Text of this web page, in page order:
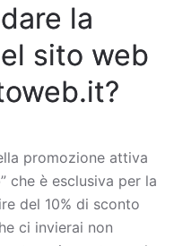
la
sito web
promozione attiva
” che è esclusiva per la
del 10% di sconto
ci invierai non